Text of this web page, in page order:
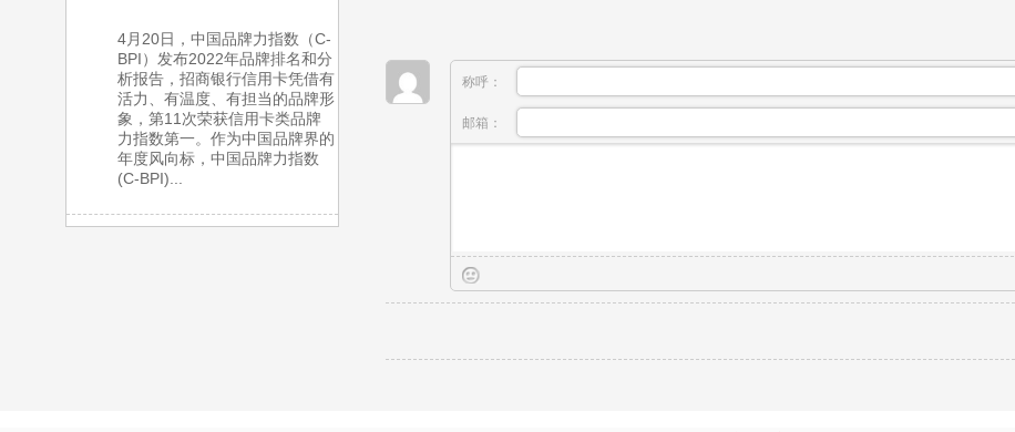
4月20日，中国品牌力指数（C-
BPI）发布2022年品牌排名和分
析报告，招商银行信用卡凭借有
活力、有温度、有担当的品牌形
象，第11次荣获信用卡类品牌
力指数第一。作为中国品牌界的
年度风向标，中国品牌力指数
(C-BPI)...
称呼：
邮箱：